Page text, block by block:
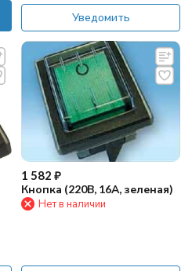
Уведомить
1 582 ₽
Кнопка (220В, 16А, зеленая)
Нет в наличии